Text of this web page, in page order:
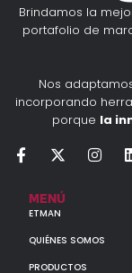
Brindamos la
portafolio de
Nos
incorporando
porque la
MENÚ
ETMAN
QUIÉNES SOMOS
PRODUCTOS